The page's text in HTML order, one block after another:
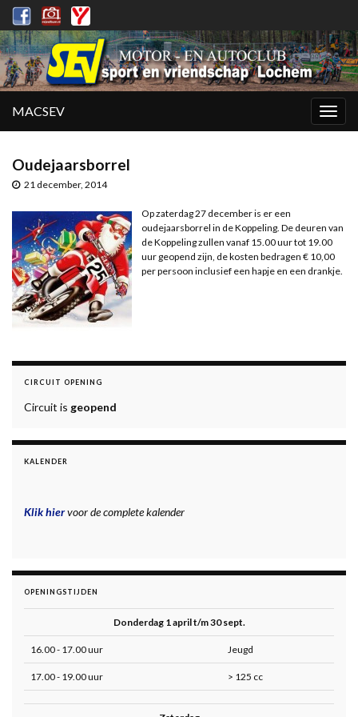
MACSEV
Oudejaarsborrel
21 december, 2014
Op zaterdag 27 december is er een
oudejaarsborrel in de Koppeling. De deuren van
de Koppeling zullen vanaf 15.00 uur tot 19.00
uur geopend zijn, de kosten bedragen € 10,00
per persoon inclusief een hapje en een drankje.
CIRCUIT OPENING
Circuit is geopend
KALENDER
Klik hiervoor de complete kalender
OPENINGSTIJDEN
Donderdag 1 april t/m 30 sept.
16.00 - 17.00 uur Jeugd
17.00 - 19.00 uur > 125 cc